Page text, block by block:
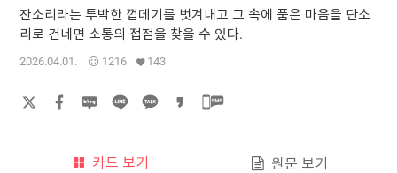
잔소리라는 투박한 껍데기를 벗겨내고 그 속에 품은 마음을 단소
리로 건네면 소통의 접점을 찾을 수 있다.
2026.04.01. 1216 143
카드 보기 원문 보기